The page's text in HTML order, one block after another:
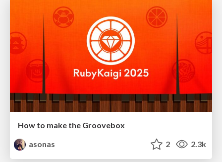
How to make the Groovebox
asonas
2 2.3k